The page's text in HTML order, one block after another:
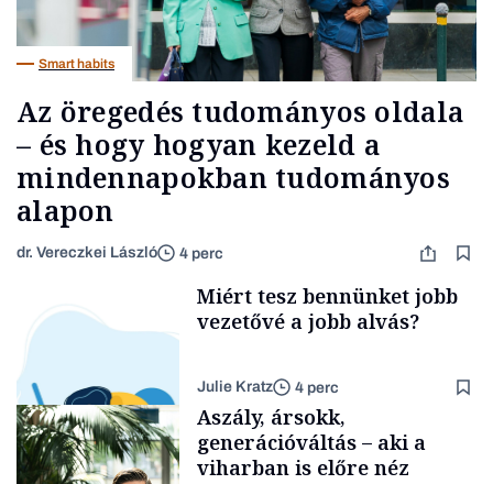
Smart habits
Az öregedés tudományos oldala
– és hogy hogyan kezeld a
mindennapokban tudományos
alapon
dr. Vereczkei László 4 perc
Miért tesz bennünket jobb
vezetővé a jobb alvás?
Julie Kratz 4 perc
Aszály, ársokk,
generációváltás – aki a
viharban is előre néz